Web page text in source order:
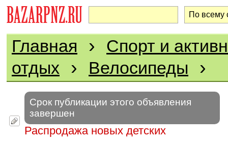
Главная › Спорт и
отдых › Велосипеды ›
Срок публикации этого объявления
завершен
Распродажа новых детских